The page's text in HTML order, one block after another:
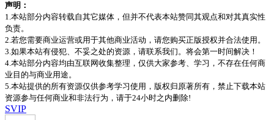
声明：
1.本站部分内容转载自其它媒体，但并不代表本站赞同其观点和对其真实性
负责。
2.若您需要商业运营或用于其他商业活动，请您购买正版授权并合法使用。
3.如果本站有侵犯、不妥之处的资源，请联系我们。将会第一时间解决！
4.本站部分内容均由互联网收集整理，仅供大家参考、学习，不存在任何商
业目的与商业用途。
5.本站提供的所有资源仅供参考学习使用，版权归原著所有，禁止下载本站
资源参与任何商业和非法行为，请于24小时之内删除!
SVIP